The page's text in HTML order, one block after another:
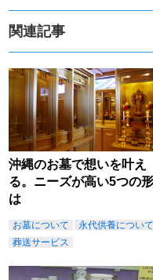
関連記事
沖縄のお墓で想いを叶え
る。ニーズが高い5つの
は
お墓について
永代供養について
葬送サービス